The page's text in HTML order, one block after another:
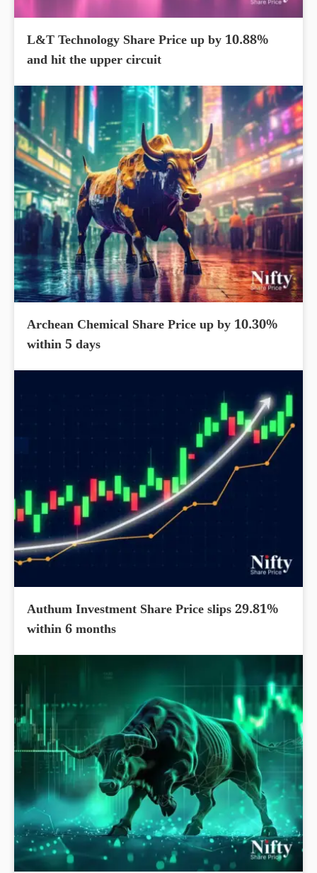
L&T Technology Share Price up by 10.88%
and hit the upper circuit
Archean Chemical Share Price up by 10.30%
within 5 days
Authum Investment Share Price slips 29.81%
within 6 months